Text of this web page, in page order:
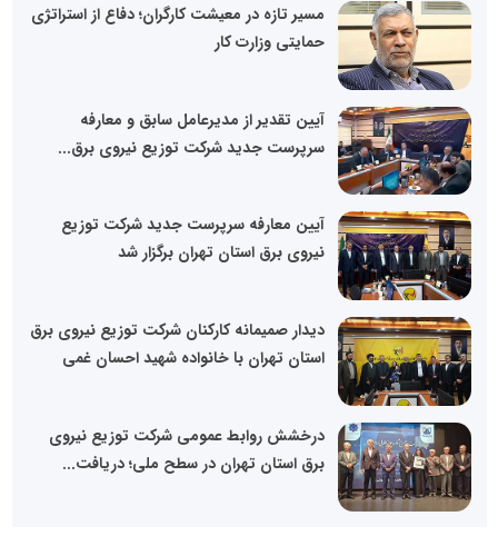
مسیر تازه در معیشت کارگران؛ دفاع از استراتژی
حمایتی وزارت کار
آیین تقدیر از مدیرعامل سابق و معارفه
سرپرست جدید شرکت توزیع نیروی برق...
آیین معارفه سرپرست جدید شرکت توزیع
نیروی برق استان تهران برگزار شد
دیدار صمیمانه کارکنان شرکت توزیع نیروی برق
استان تهران با خانواده شهید احسان غمی
درخشش روابط عمومی شرکت توزیع نیروی
برق استان تهران در سطح ملی؛ دریافت...